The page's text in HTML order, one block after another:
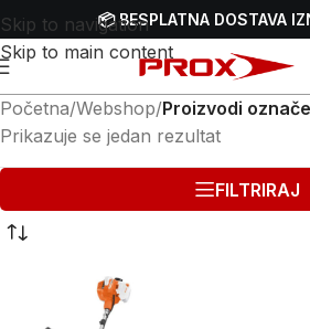
Skip to navigation
Skip to main content
📦 BESPLATNA DOSTAVA
Početna/Webshop/Proizvodi
Prikazuje se jedan rezultat
FILTRIRAJ